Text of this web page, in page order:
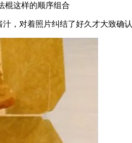
棍这样的顺序组合
，对着照片纠结了好久才大致确认